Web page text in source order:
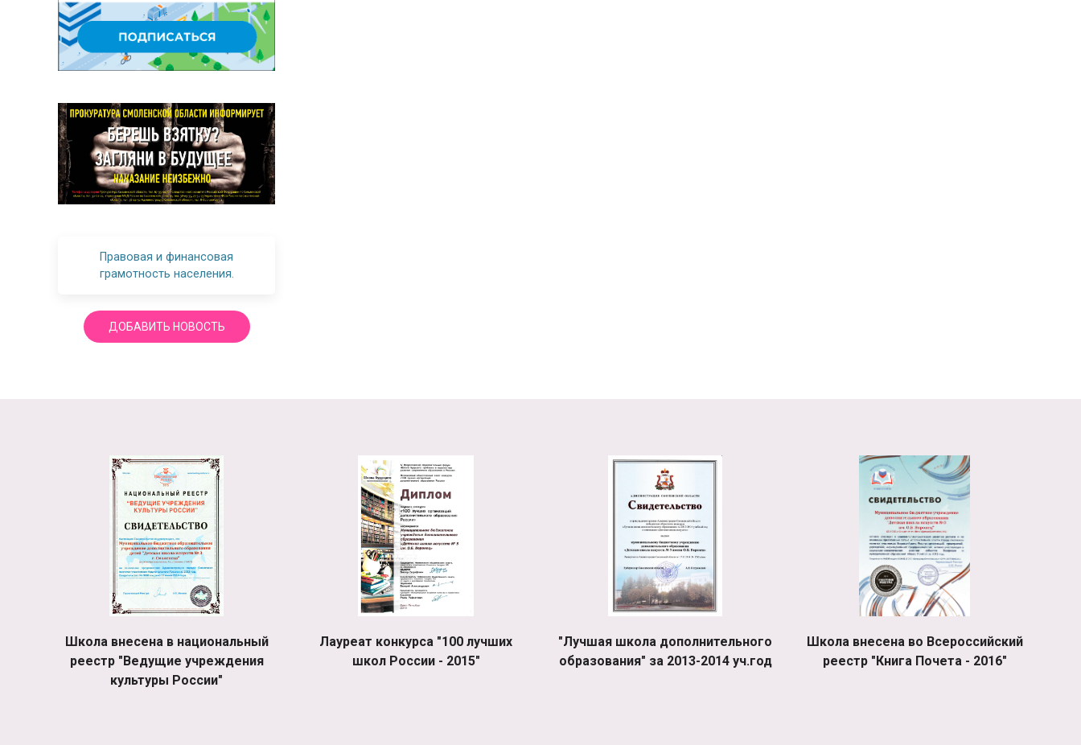
Правовая и финансовая
грамотность населения.
ДОБАВИТЬ НОВОСТЬ
Школа внесена в национальный
реестр "Ведущие учреждения
культуры России"
Лауреат конкурса "100 лучших
школ России - 2015"
"Лучшая школа дополнительного
образования" за 2013-2014 уч.год
Школа внесена во Всероссийский
реестр "Книга Почета - 2016"